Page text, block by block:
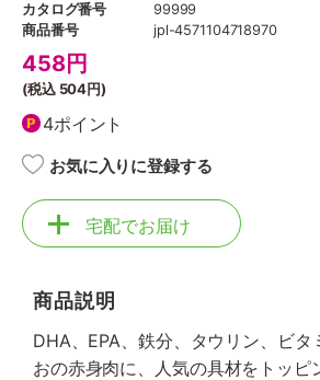
カタログ番号
99999
商品番号
jpl-4571104718970
458円
(税込 504円)
4ポイント
お気に入りに登録する
宅配でお届け
商品説明
DHA、EPA、鉄分、タウリン、ビタ
おの赤身肉に、人気の具材をトッピ